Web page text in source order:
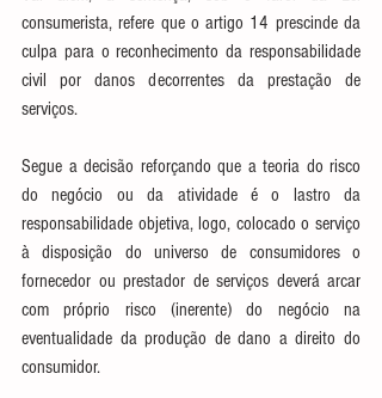
consumerista, refere que o artigo 14 prescinde da
culpa para o reconhecimento da responsabilidade
civil por danos decorrentes da prestação de
serviços.
Segue a decisão reforçando que a teoria do risco
do negócio ou da atividade é o lastro da
responsabilidade objetiva, logo, colocado o serviço
à disposição do universo de consumidores o
fornecedor ou prestador de serviços deverá arcar
com próprio risco (inerente) do negócio na
eventualidade da produção de dano a direito do
consumidor.